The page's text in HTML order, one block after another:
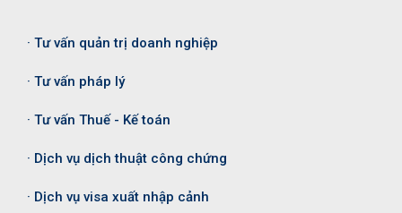
· Tư vấn quản trị doanh nghiệp
· Tư vấn pháp lý
· Tư vấn Thuế - Kế toán
· Dịch vụ dịch thuật công chứng
· Dịch vụ visa xuất nhập cảnh